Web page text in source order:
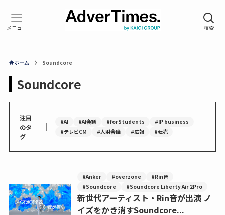
ホーム Soundcore
Soundcore
注目
のタ
グ
｜ #AI #AI会議 #forStudents
#IP business
#テレビCM
#人財会議 #広報 #転売
#Anker #overzone
#Rin音
#Soundcore
#Soundcore Liberty Air 2Pro
新世代アーティスト・Rin音が出演 ノ
イズをかき消すSoundcore...